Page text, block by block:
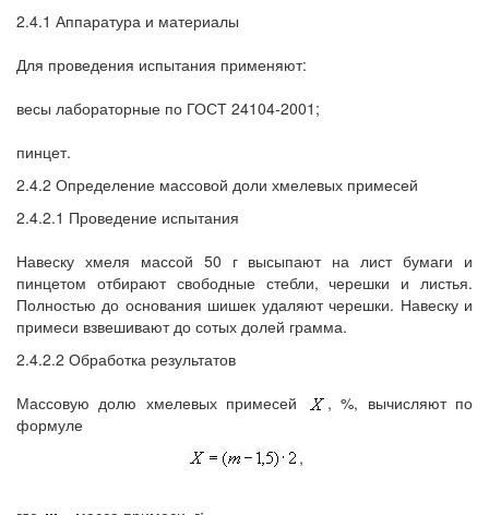
2.4.1 Аппаратура и материалы
Для проведения испытания применяют:
весы лабораторные по ГОСТ 24104-2001;
пинцет.
2.4.2 Определение массовой доли хмелевых примесей
2.4.2.1 Проведение испытания
Навеску хмеля массой 50 г высыпают на лист бумаги и
пинцетом отбирают свободные стебли, черешки и листья.
Полностью до основания шишек удаляют черешки. Навеску и
примеси взвешивают до сотых долей грамма.
2.4.2.2 Обработка результатов
Массовую долю хмелевых примесей
, %, вычисляют по
формуле
,